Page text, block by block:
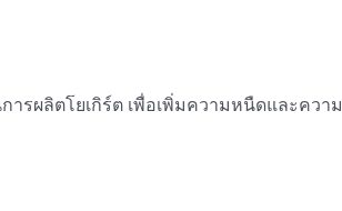
รผลิตโยเกิร์ต เพื่อเพิ่มความหนืดและควา